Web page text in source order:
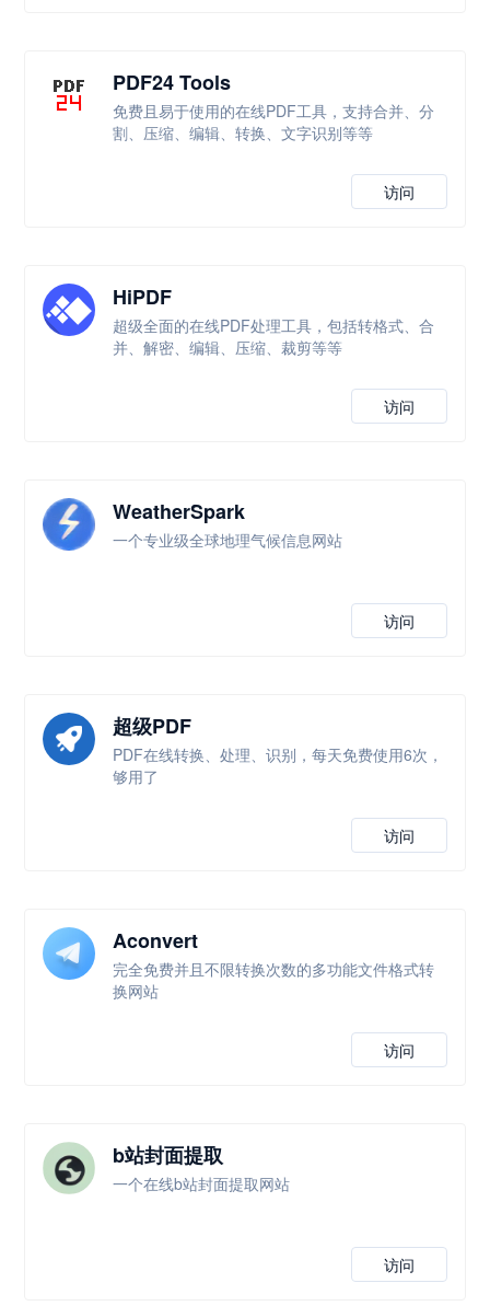
PDF24 Tools
免费且易于使用的在线PDF工具，支持合并、分
割、压缩、编辑、转换、文字识别等等
访问
HiPDF
超级全面的在线PDF处理工具，包括转格式、合
并、解密、编辑、压缩、裁剪等等
访问
WeatherSpark
一个专业级全球地理气候信息网站
访问
超级PDF
PDF在线转换、处理、识别，每天免费使用6次，
够用了
访问
Aconvert
完全免费并且不限转换次数的多功能文件格式转
换网站
访问
b站封面提取
一个在线b站封面提取网站
访问